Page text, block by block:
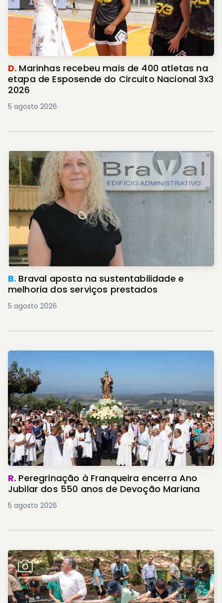
D. Marinhas recebeu mais de 400 atletas na
etapa de Esposende do Circuito Nacional 3x3
2026
5 agosto 2026
B. Braval aposta na sustentabilidade e
melhoria dos serviços prestados
5 agosto 2026
R. Peregrinação à Franqueira encerra Ano
Jubilar dos 550 anos de Devoção Mariana
5 agosto 2026